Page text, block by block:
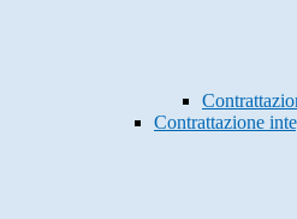
Contrattazione